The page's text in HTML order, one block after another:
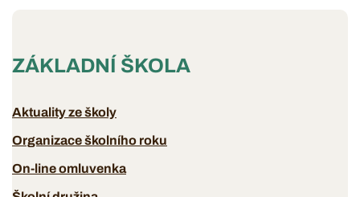
ZÁKLADNÍ ŠKOLA
Aktuality ze školy
Organizace školního roku
On-line omluvenka